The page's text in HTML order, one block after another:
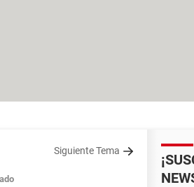
Siguiente Tema